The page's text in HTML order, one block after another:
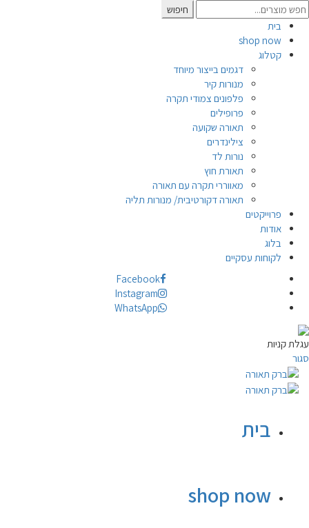
Search
for:
חיפוש
בית
shop now
קטלוג
דגמים בייצור מיוחד
מנורות קיר
פלפונים צמודי תקרה
פרופילים
תאורה שקועה
צילינדרים
נורות לד
תאורת חוץ
מאווררי תקרה עם תאורה
תאורה דקורטיבית/ מנורות תליה
פרוייקטים
אודות
בלוג
לקוחות עסקיים
Facebook
Instagram
WhatsApp
עגלת קניות
סגור
בית
shop now